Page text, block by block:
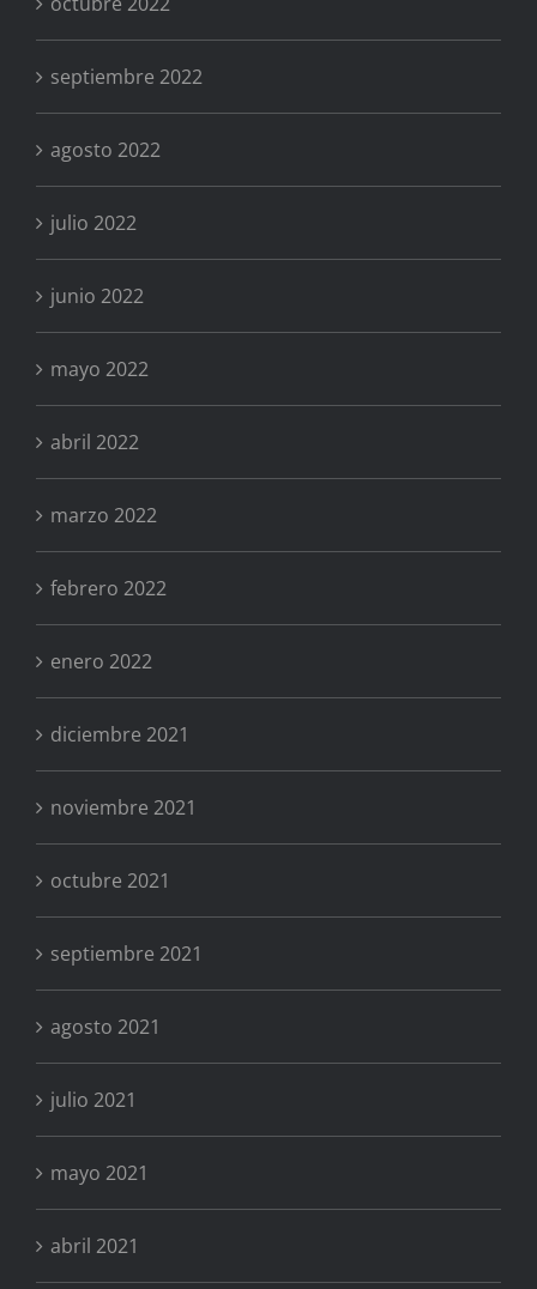
septiembre 2022
agosto 2022
julio 2022
junio 2022
mayo 2022
abril 2022
marzo 2022
febrero 2022
enero 2022
diciembre 2021
noviembre 2021
octubre 2021
septiembre 2021
agosto 2021
julio 2021
mayo 2021
abril 2021